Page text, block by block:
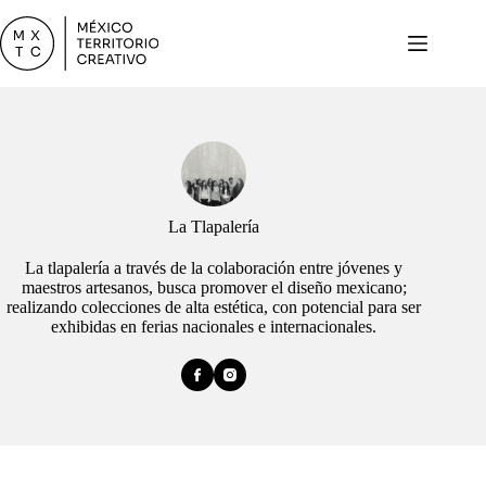
to
content
La Tlapalería
La tlapalería a través de la colaboración entre jóvenes y
maestros artesanos, busca promover el diseño mexicano;
realizando colecciones de alta estética, con potencial para ser
exhibidas en ferias nacionales e internacionales.